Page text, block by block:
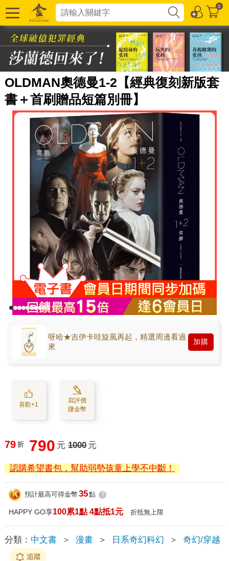
0
OLDMAN奧德曼1-2【經典復刻新版套
書＋首刷贈品短篇別冊】
呀哈★吉伊卡哇旋風再起，精選周邊看過
來
加購
喜歡+1
寫評價
賺金幣
79 折 790 元 1000 元
認購希望書包，幫助弱勢孩童上學不中斷！
預計最高可得金幣 35點 ?
HAPPY GO享100累1點 4點抵1元 折抵無上限
分類： 中文書 ＞ 漫畫 ＞ 日系奇幻科幻 ＞ 奇幻/穿越
追蹤